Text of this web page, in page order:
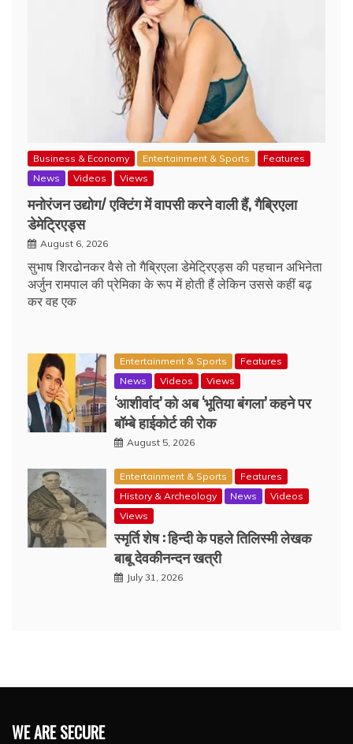
Business & Economy Entertainment & Sports
Features
News
Videos Views
मनोरंजन उद्योग/ एक्टिंग में वापसी करने वाली हैं, गैब्रिएला
डेमेट्रिएड्स
August 6, 2026
सुभाष शिरढोनकर वैसे तो गैब्रिएला डेमेट्रिएड्स की पहचान अभिनेता
अर्जुन रामपाल की प्रेमिका के रूप में होती हैं लेकिन उससे कहीं बढ़
कर वह एक
Entertainment & Sports
Features
News
Videos Views
‘आशीर्वाद’ को अब ‘भूतिया बंगला’ कहने पर
बॉम्बे हाईकोर्ट की रोक
August 5, 2026
Entertainment & Sports
Features
History & Archeology
News
Videos
Views
स्मृर्ति शेष : हिन्दी के पहले तिलिस्मी लेखक
बाबू देवकीनन्दन खत्री
July 31, 2026
WE ARE SECURE